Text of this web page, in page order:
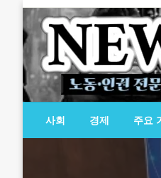
content
뉴스필드
노동·인권 전문지
사회 경제 주요